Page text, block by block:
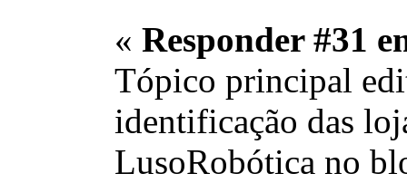
« Responder #31
Tópico principal
identificação das
LusoRobótica no